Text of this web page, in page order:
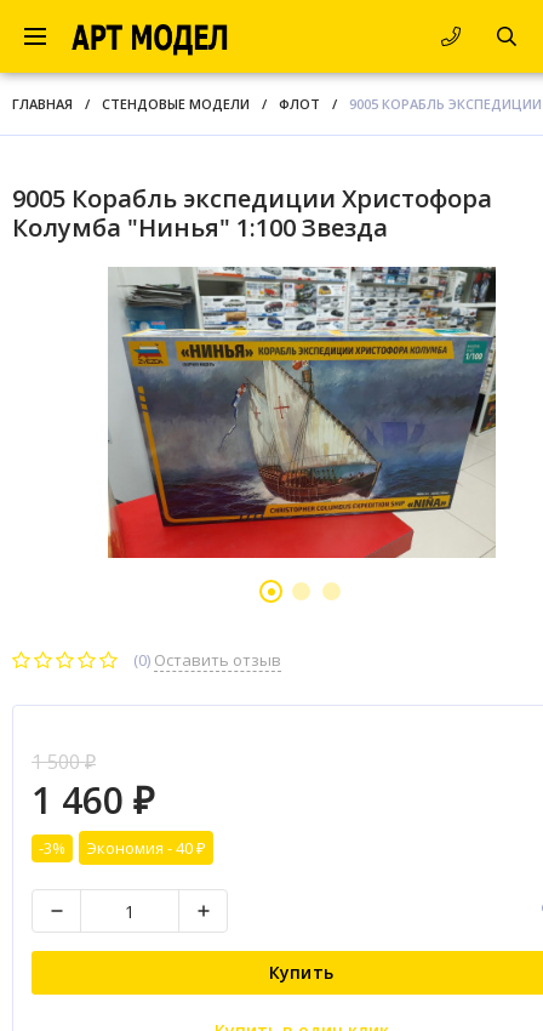
ГЛАВНАЯ / СТЕНДОВЫЕ МОДЕЛИ / ФЛОТ / 9005 КОРАБЛЬ
9005 Корабль экспедиции Христофора
Колумба "Нинья" 1:100 Звезда
(0) Оставить отзыв
1 500₽
1 460 ₽
-3% Экономия -40 ₽
Купить